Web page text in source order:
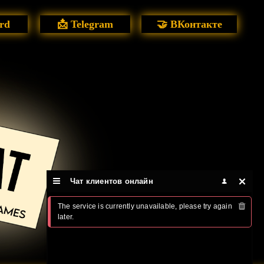
📩 Telegram 🤝 ВКонтакте
Чат клиентов онлайн
The service is currently unavailable, please try again
later.